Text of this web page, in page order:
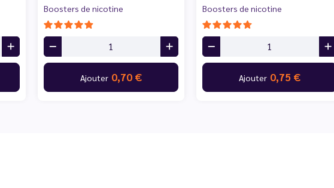
Boosters de nicotine
Ajouter 0,70 €
Boosters de nicotine
Ajouter 0,75 €